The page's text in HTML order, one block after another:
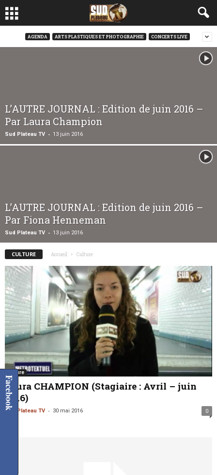
AGENDA ARTS PLASTIQUES ET PHOTOGRAPHIE CONCERTS LIVE
L’AUTRE JOURNAL : Edition de juin 2016 –
Par Laura Champion
Sud Plateau TV - 13 juin 2016
L’AUTRE JOURNAL : Edition de juin 2016 –
Par Fiona Henneman
Sud Plateau TV - 13 juin 2016
CULTURE Accueil Culture
Culture
Laura CHAMPION (Stagiaire : Avril – juin
2016)
Sud Plateau TV - 30 mai 2016 0
Facebook